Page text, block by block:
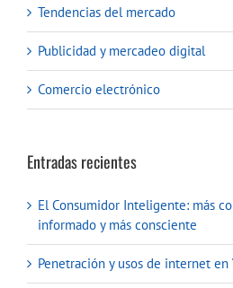
Tendencias del mercado
Publicidad y mercadeo digital
Comercio electrónico
Entradas recientes
El Consumidor Inteligente: más
informado y más consciente
Penetración y usos de internet en